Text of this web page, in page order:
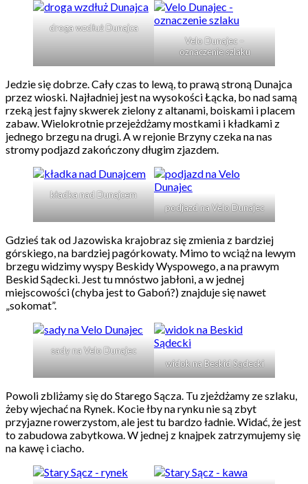
droga wzdłuż Dunajca
Velo Dunajec –
oznaczenie szlaku
Jedzie się dobrze. Cały czas to lewą, to prawą stroną Dunajca
przez wioski. Najładniej jest na wysokości Łącka, bo nad samą
rzeką jest fajny skwerek zielony z altanami, boiskami i placem
zabaw. Wielokrotnie przejeżdżamy mostkami i kładkami z
jednego brzegu na drugi. A w rejonie Brzyny czeka na nas
stromy podjazd zakończony długim zjazdem.
kładka nad Dunajcem
podjazd na Velo Dunajec
Gdzieś tak od Jazowiska krajobraz się zmienia z bardziej
górskiego, na bardziej pagórkowaty. Mimo to wciąż na lewym
brzegu widzimy wyspy Beskidy Wyspowego, a na prawym
Beskid Sądecki. Jest tu mnóstwo jabłoni, a w jednej
miejscowości (chyba jest to Gaboń?) znajduje się nawet
„sokomat”.
sady na Velo Dunajec
widok na Beskid Sądecki
Powoli zbliżamy się do Starego Sącza. Tu zjeżdżamy ze szlaku,
żeby wjechać na Rynek. Kocie łby na rynku nie są zbyt
przyjazne rowerzystom, ale jest tu bardzo ładnie. Widać, że jest
to zabudowa zabytkowa. W jednej z knajpek zatrzymujemy się
na kawę i ciacho.